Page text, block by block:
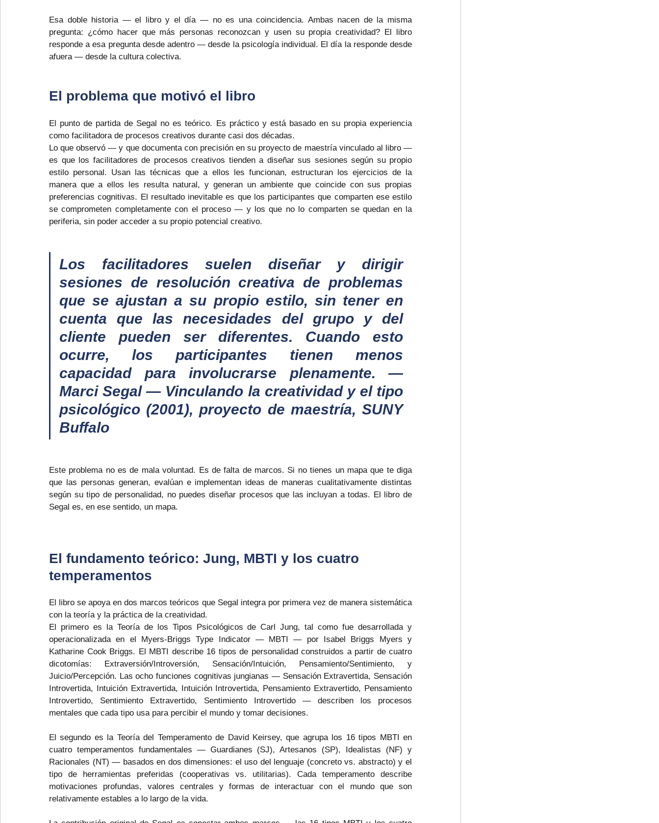
Esa doble historia — el libro y el día — no es una coincidencia. Ambas nacen de la misma
pregunta: ¿cómo hacer que más personas reconozcan y usen su propia creatividad? El libro
responde a esa pregunta desde adentro — desde la psicología individual. El día la responde desde
afuera — desde la cultura colectiva.
El problema que motivó el libro
El punto de partida de Segal no es teórico. Es práctico y está basado en su propia experiencia
como facilitadora de procesos creativos durante casi dos décadas.
Lo que observó — y que documenta con precisión en su proyecto de maestría vinculado al libro —
es que los facilitadores de procesos creativos tienden a diseñar sus sesiones según su propio
estilo personal. Usan las técnicas que a ellos les funcionan, estructuran los ejercicios de la
manera que a ellos les resulta natural, y generan un ambiente que coincide con sus propias
preferencias cognitivas. El resultado inevitable es que los participantes que comparten ese estilo
se comprometen completamente con el proceso — y los que no lo comparten se quedan en la
periferia, sin poder acceder a su propio potencial creativo.
Los facilitadores suelen diseñar y dirigir
sesiones de resolución creativa de problemas
que se ajustan a su propio estilo, sin tener en
cuenta que las necesidades del grupo y del
cliente pueden ser diferentes. Cuando esto
ocurre, los participantes tienen menos
capacidad para involucrarse plenamente. —
Marci Segal — Vinculando la creatividad y el tipo
psicológico (2001), proyecto de maestría, SUNY
Buffalo
Este problema no es de mala voluntad. Es de falta de marcos. Si no tienes un mapa que te diga
que las personas generan, evalúan e implementan ideas de maneras cualitativamente distintas
según su tipo de personalidad, no puedes diseñar procesos que las incluyan a todas. El libro de
Segal es, en ese sentido, un mapa.
El fundamento teórico: Jung, MBTI y los cuatro
temperamentos
El libro se apoya en dos marcos teóricos que Segal integra por primera vez de manera sistemática
con la teoría y la práctica de la creatividad.
El primero es la Teoría de los Tipos Psicológicos de Carl Jung, tal como fue desarrollada y
operacionalizada en el Myers-Briggs Type Indicator — MBTI — por Isabel Briggs Myers y
Katharine Cook Briggs. El MBTI describe 16 tipos de personalidad construidos a partir de cuatro
dicotomías: Extraversión/Introversión, Sensación/Intuición, Pensamiento/Sentimiento, y
Juicio/Percepción. Las ocho funciones cognitivas jungianas — Sensación Extravertida, Sensación
Introvertida, Intuición Extravertida, Intuición Introvertida, Pensamiento Extravertido, Pensamiento
Introvertido, Sentimiento Extravertido, Sentimiento Introvertido — describen los procesos
mentales que cada tipo usa para percibir el mundo y tomar decisiones.
El segundo es la Teoría del Temperamento de David Keirsey, que agrupa los 16 tipos MBTI en
cuatro temperamentos fundamentales — Guardianes (SJ), Artesanos (SP), Idealistas (NF) y
Racionales (NT) — basados en dos dimensiones: el uso del lenguaje (concreto vs. abstracto) y el
tipo de herramientas preferidas (cooperativas vs. utilitarias). Cada temperamento describe
motivaciones profundas, valores centrales y formas de interactuar con el mundo que son
relativamente estables a lo largo de la vida.